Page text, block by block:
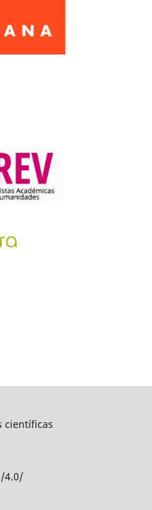
científicas
4.0/